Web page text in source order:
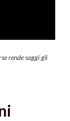
rende saggi gli